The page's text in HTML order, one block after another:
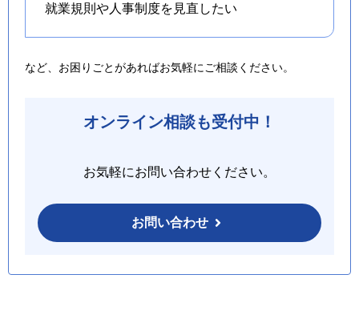
就業規則や人事制度を 見直したい
など、お困りごとがあればお気軽にご相談ください。
オンライン相談も受付中！
お気軽にお問い合わせください。
お問い合わせ